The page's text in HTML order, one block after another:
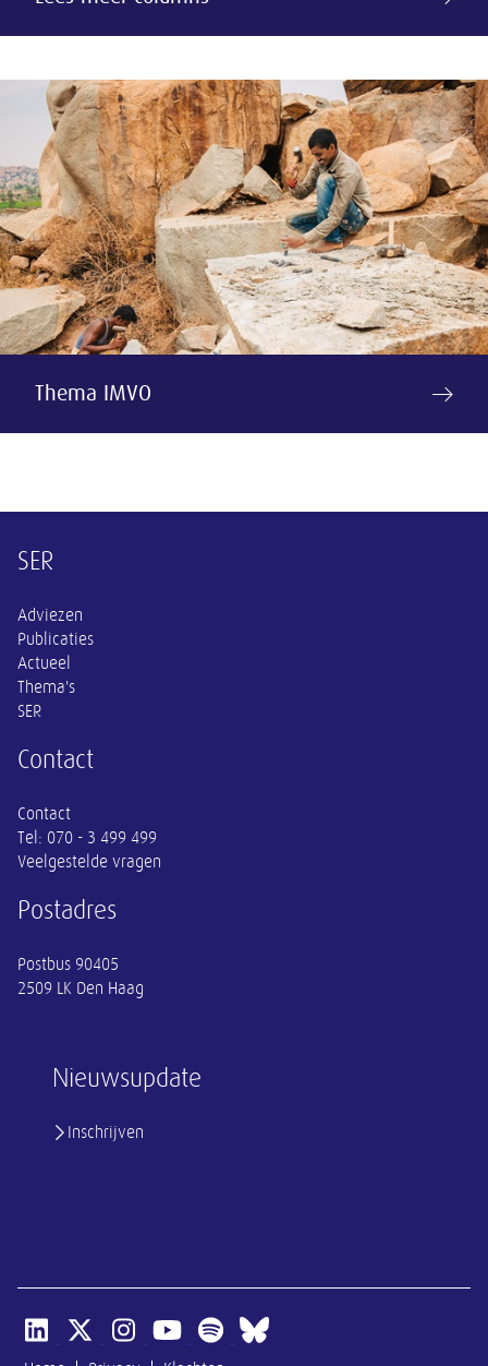
Thema IMVO
Overige informatie
Nieuwsupdate
Inschrijven
SER
Adviezen
Publicaties
Actueel
Thema's
SER
Contact
Contact
Tel: 070 - 3 499 499
Veelgestelde vragen
Postadres
Postbus 90405
2509 LK Den Haag
Open linkedin van SER
Open x-twitter van SER
Open instagram van SER
Open youtube van SER
Open spotify van SER
Open bluesky van SER